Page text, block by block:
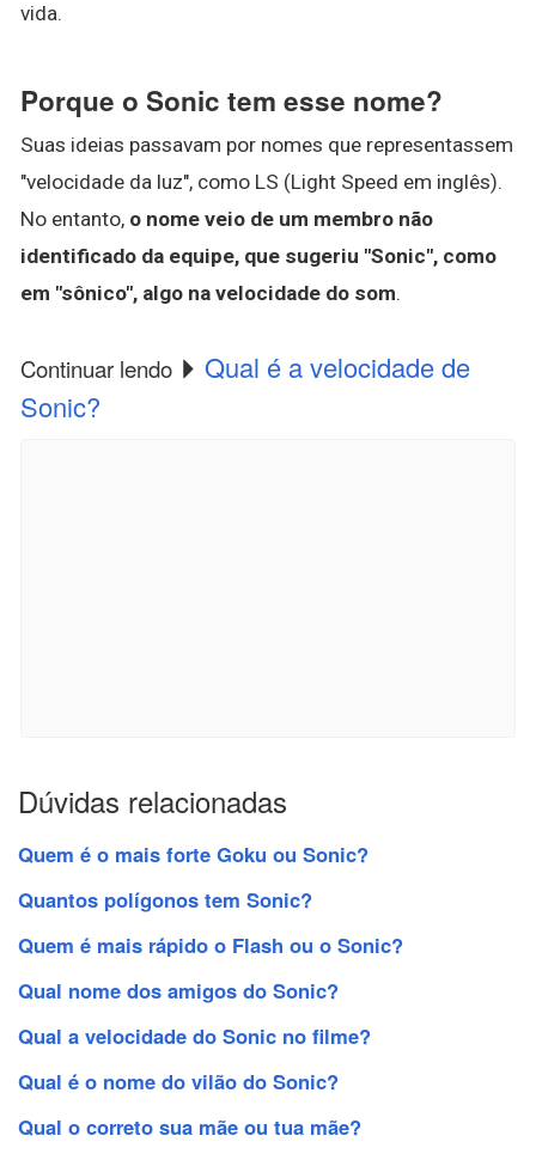
vida.
Porque o Sonic tem esse nome?
Suas ideias passavam por nomes que representassem
"velocidade da luz", como LS (Light Speed em inglês).
No entanto, o nome veio de um membro não
identificado da equipe, que sugeriu "Sonic", como
em "sônico", algo na velocidade do som.
Continuar lendo
Qual é a velocidade de
Sonic?
Dúvidas relacionadas
Quem é o mais forte Goku ou Sonic?
Quantos polígonos tem Sonic?
Quem é mais rápido o Flash ou o Sonic?
Qual nome dos amigos do Sonic?
Qual a velocidade do Sonic no filme?
Qual é o nome do vilão do Sonic?
Qual o correto sua mãe ou tua mãe?